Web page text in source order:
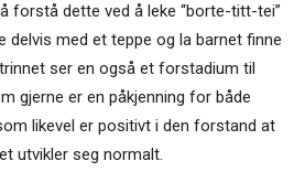
forstå dette ved å leke “borte-titt-tei”
delvis med et teppe og la barnet finne
ser en også et forstadium til
gjerne er en påkjenning for både
likevel er positivt i den forstand at
utvikler seg normalt.